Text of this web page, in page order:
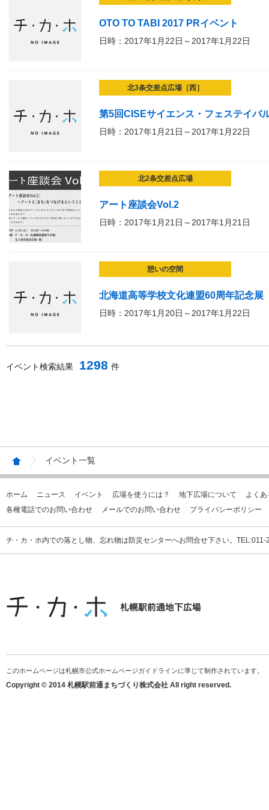
OTO TO TABI 2017 PRイベント
日時：2017年1月22日～2017年1月22日
北3条交差点広場［西］
第5回CISEサイエンス・フェステイ
日時：2017年1月21日～2017年1月22日
北2条交差点広場
アート座談会Vol.2
日時：2017年1月21日～2017年1月21日
憩いの空間
北海道高等学校文化連盟60周年記念展
日時：2017年1月20日～2017年1月22日
イベント検索結果 1298 件
イベント一覧
ホーム ニュース イベント 広場を使うには？ 地下広場について
よく
各種電話でのお問い合わせ
メールでのお問い合わせ プライバシーポリシー
チ・カ・ホ内での落とし物、忘れ物は防災センターへお問合せ下さい。
このホームページは札幌市公式ホームページガイドラインに準じて制作されています。
Copyright © 2014 札幌駅前通まちづくり株式会社 All right reserved.